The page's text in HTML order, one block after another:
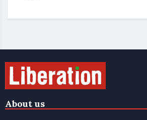
About us